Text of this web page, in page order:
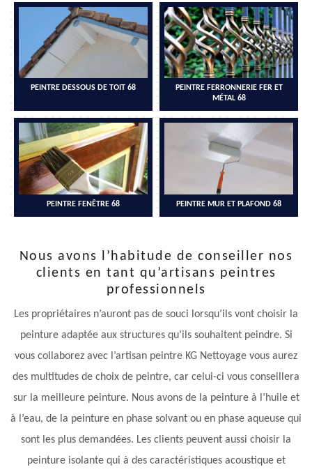
PEINTRE DESSOUS DE TOIT 68
PEINTRE FERRONNERIE FER ET
MÉTAL 68
PEINTRE FENÊTRE 68 PEINTRE MUR ET PLAFOND 68
Nous avons l’habitude de conseiller nos
clients en tant qu’artisans peintres
professionnels
Les propriétaires n’auront pas de souci lorsqu’ils vont choisir la
peinture adaptée aux structures qu’ils souhaitent peindre. Si
vous collaborez avec l’artisan peintre KG Nettoyage vous aurez
des multitudes de choix de peintre, car celui-ci vous conseillera
sur la meilleure peinture. Nous avons de la peinture à l’huile et
à l’eau, de la peinture en phase solvant ou en phase aqueuse qui
sont les plus demandées. Les clients peuvent aussi choisir la
peinture isolante qui à des caractéristiques acoustique et